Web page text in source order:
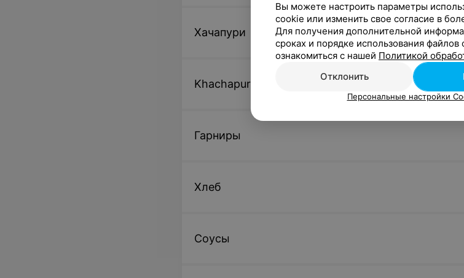
Хачапури
Khachapuri
Гарниры
Хлеб
Соусы
Вы можете настроить параметры
cookie или изменить свое согласие в
Для получения дополнительной
сроках и порядке использования
ознакомиться с нашей Политикой
Отклонить
Персональные настройки